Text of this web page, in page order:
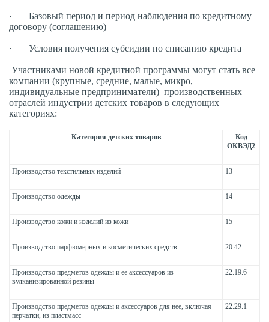
· Базовый период и период наблюдения по кредитному
договору (соглашению)
· Условия получения субсидии по списанию кредита
Участниками новой кредитной программы могут стать все
компании (крупные, средние, малые, микро,
индивидуальные предприниматели) производственных
отраслей индустрии детских товаров в следующих
категориях:
Категория детских товаров
Код
ОКВЭД2
Производство текстильных изделий 13
Производство одежды 14
Производство кожи и изделий из кожи 15
Производство парфюмерных и косметических средств 20.42
Производство предметов одежды и ее аксессуаров из
вулканизированной резины
22.19.6
Производство предметов одежды и аксессуаров для нее, включая
перчатки, из пластмасс
22.29.1